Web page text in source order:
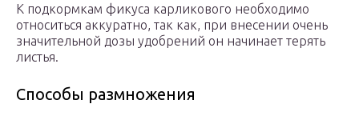
К подкормкам фикуса карликового необходимо
относиться аккуратно, так как, при внесении очень
значительной дозы удобрений он начинает терять
листья.
Способы размножения